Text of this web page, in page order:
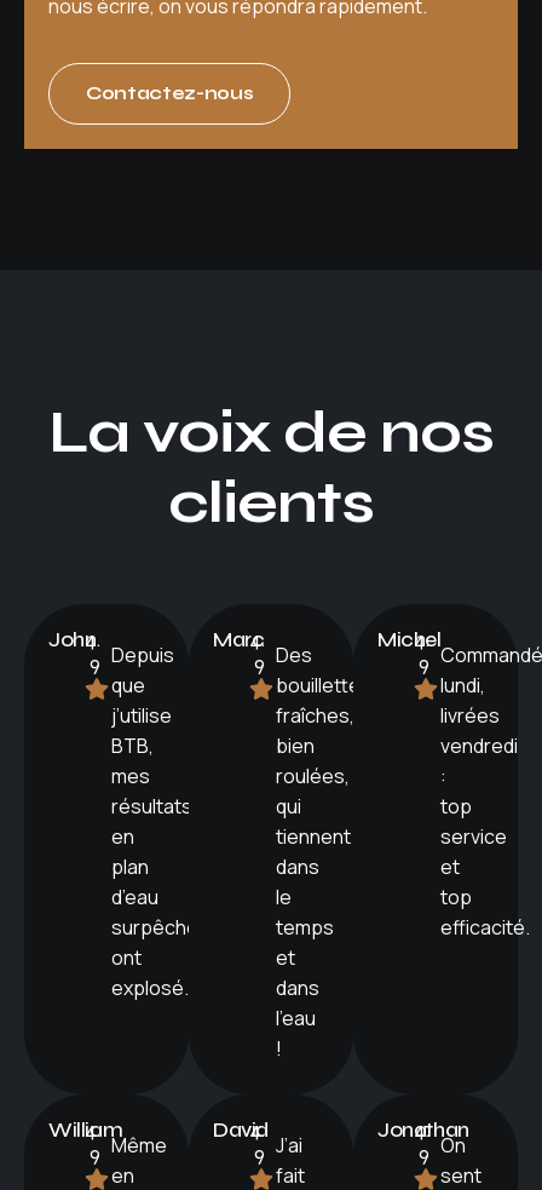
nous écrire, on vous répondra rapidement.
Contactez-nous
La voix de nos
clients
John
4.
9 Depuis
que
j’utilise
BTB,
mes
résultats
en
plan
d’eau
surpêché
ont
explosé.
Marc
4.
9 Des
bouillettes
fraîches,
bien
roulées,
qui
tiennent
dans
le
temps
et
dans
l’eau
!
Michel
4.
9
lundi,
livrées
vendredi
:
top
service
et
top
efficacité.
William
4.
9 Même
en
David
4.
9 J’ai
fait
Jonathan
4.
9 On
sent